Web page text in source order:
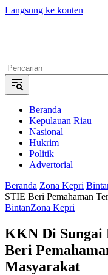
Langsung ke konten
Beranda
Kepulauan Riau
Nasional
Hukrim
Politik
Advertorial
Beranda Zona Kepri
STIE Beri Pemahaman
BintanZona Kepri
KKN Di Sungai
Beri
Masyarakat